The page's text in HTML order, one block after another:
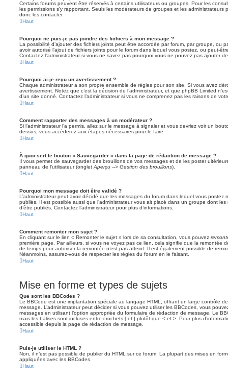
Certains forums peuvent être réservés à certains utilisateurs ou groupes. Pour les
les permissions s’y rapportant. Seuls les modérateurs de groupes et les
donc les contacter.
Haut
Pourquoi ne puis-je pas joindre des fichiers à mon message ?
La possibilité d’ajouter des fichiers joints peut être accordée par forum, par groupe, ou
avoir autorisé l’ajout de fichiers joints pour le forum dans lequel vous postez, ou peut-
Contactez l’administrateur si vous ne savez pas pourquoi vous ne pouvez pas ajouter
Haut
Pourquoi ai-je reçu un avertissement ?
Chaque administrateur a son propre ensemble de règles pour son site. Si vous avez
avertissement. Notez que c’est la décision de l’administrateur, et que phpBB Limited
d’un site donné. Contactez l’administrateur si vous ne comprenez pas les raisons de
Haut
Comment rapporter des messages à un modérateur ?
Si l’administrateur l’a permis, allez sur le message à signaler et vous devriez voir un
dessus, vous accéderez aux étapes nécessaires pour le faire.
Haut
À quoi sert le bouton « Sauvegarder » dans la page de rédaction de message ?
Il vous permet de sauvegarder des brouillons de vos messages et de les poster
panneau de l’utilisateur (onglet Aperçu --> Gestion des brouillons).
Haut
Pourquoi mon message doit être validé ?
L’administrateur peut avoir décidé que les messages du forum dans lequel vous postez
publiés. Il est possible aussi que l’administrateur vous ait placé dans un groupe dont
d’être publiés. Contactez l’administrateur pour plus d’informations.
Haut
Comment remonter mon sujet ?
En cliquant sur le lien « Remonter le sujet » lors de sa consultation, vous pouvez
première page. Par ailleurs, si vous ne voyez pas ce lien, cela signifie que la remontée
de temps pour autoriser la remontée n’est pas atteint. Il est également possible de
Néanmoins, assurez-vous de respecter les règles du forum en le faisant.
Haut
Mise en forme et types de sujets
Que sont les BBCodes ?
Le BBCode est une implantation spéciale au langage HTML, offrant un large contrôle
message. L’administrateur peut décider si vous pouvez utiliser les BBCodes, vous
messages en utilisant l’option appropriée du formulaire de rédaction de message. Le
mais les balises sont incluses entre crochets [ et ] plutôt que < et >. Pour plus
accessible depuis la page de rédaction de message.
Haut
Puis-je utiliser le HTML ?
Non, il n’est pas possible de publier du HTML sur ce forum. La plupart des mises en
appliquées avec les BBCodes.
Haut